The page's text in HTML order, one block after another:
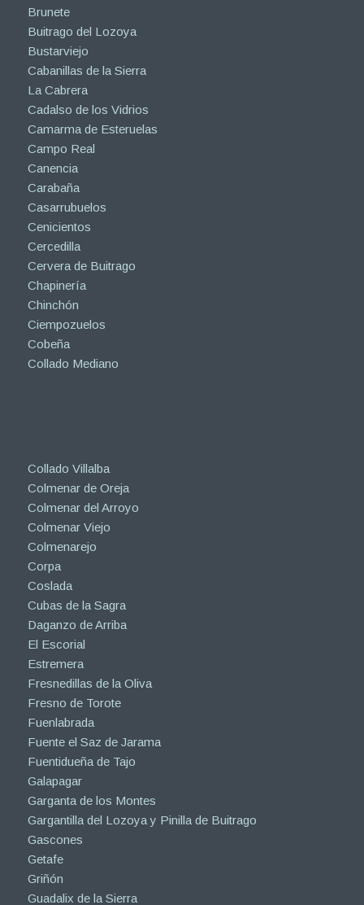
Brunete
Buitrago del Lozoya
Bustarviejo
Cabanillas de la Sierra
La Cabrera
Cadalso de los Vidrios
Camarma de Esteruelas
Campo Real
Canencia
Carabaña
Casarrubuelos
Cenicientos
Cercedilla
Cervera de Buitrago
Chapinería
Chinchón
Ciempozuelos
Cobeña
Collado Mediano
Collado Villalba
Colmenar de Oreja
Colmenar del Arroyo
Colmenar Viejo
Colmenarejo
Corpa
Coslada
Cubas de la Sagra
Daganzo de Arriba
El Escorial
Estremera
Fresnedillas de la Oliva
Fresno de Torote
Fuenlabrada
Fuente el Saz de Jarama
Fuentidueña de Tajo
Galapagar
Garganta de los Montes
Gargantilla del Lozoya y Pinilla de Buitrago
Gascones
Getafe
Griñón
Guadalix de la Sierra